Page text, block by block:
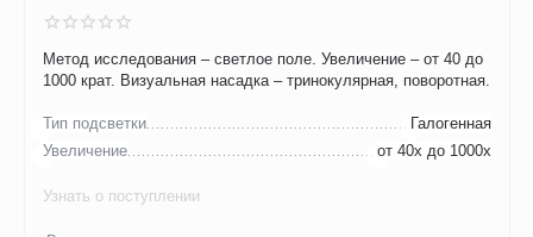
Метод исследования – светлое поле. Увеличение – от 40 до
1000 крат. Визуальная насадка – тринокулярная, поворотная.
Тип подсветки
Галогенная
Увеличение
от 40х до 1000х
Узнать о поступлении